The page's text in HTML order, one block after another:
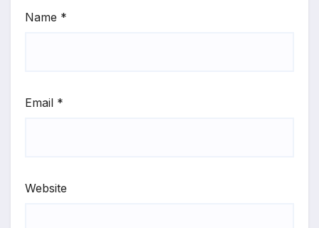
Name *
Email *
Website